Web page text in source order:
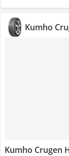
Kumho
Kumho Crugen